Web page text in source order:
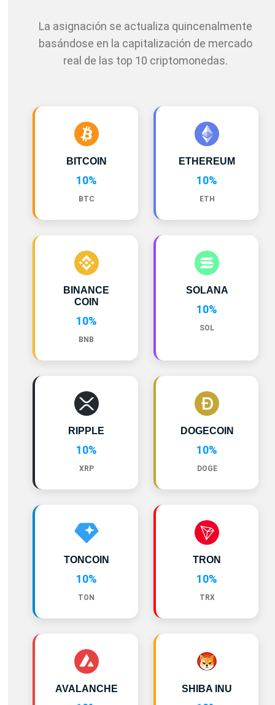
La asignación se actualiza quincenalmente
basándose en la capitalización de mercado
real de las top 10 criptomonedas.
BITCOIN
10%
BTC
ETHEREUM
10%
ETH
BINANCE
COIN
10%
BNB
SOLANA
10%
SOL
RIPPLE
10%
XRP
DOGECOIN
10%
DOGE
TONCOIN
10%
TON
TRON
10%
TRX
AVALANCHE SHIBA INU